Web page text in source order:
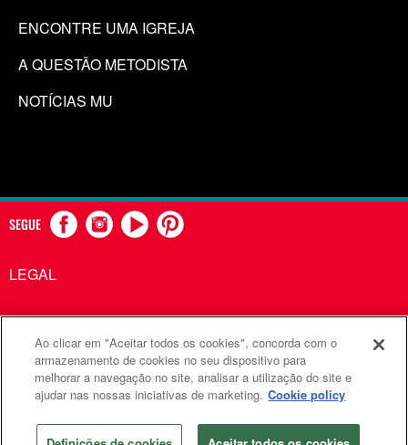
ENCONTRE UMA IGREJA
A QUESTÃO METODISTA
NOTÍCIAS MU
SEGUE
LEGAL
Comunicações Metodistas Unidas é uma agência da Igreja
Metodista Unida
©2026 Comunicações Metodistas Unidas. Todos os direitos
reservados
Ao clicar em "Aceitar todos os cookies", concorda com o
armazenamento de cookies no seu dispositivo para
melhorar a navegação no site, analisar a utilização do site e
ajudar nas nossas iniciativas de marketing. Cookie policy